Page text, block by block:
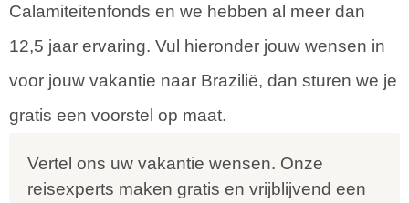
Calamiteitenfonds en we hebben al meer dan
12,5 jaar ervaring. Vul hieronder jouw wensen in
voor jouw vakantie naar Brazilië, dan sturen we je
gratis een voorstel op maat.
Vertel ons uw vakantie wensen. Onze
reisexperts maken gratis en vrijblijvend een